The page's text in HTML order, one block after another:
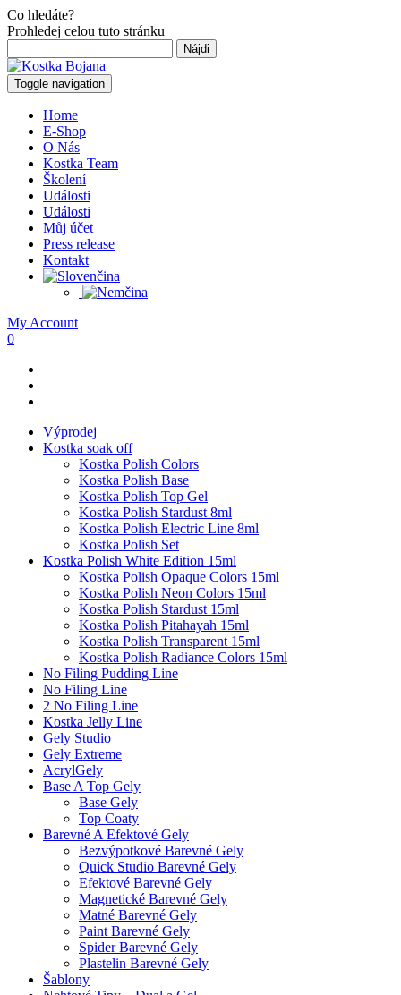
Co hledáte?
Prohledej celou tuto stránku
Toggle navigation
Home
E-Shop
O Nás
Kostka Team
Školení
Události
Události
Můj účet
Press release
Kontakt
My Account
0
Výprodej
Kostka soak off
Kostka Polish Colors
Kostka Polish Base
Kostka Polish Top Gel
Kostka Polish Stardust 8ml
Kostka Polish Electric Line 8ml
Kostka Polish Set
Kostka Polish White Edition 15ml
Kostka Polish Opaque Colors 15ml
Kostka Polish Neon Colors 15ml
Kostka Polish Stardust 15ml
Kostka Polish Pitahayah 15ml
Kostka Polish Transparent 15ml
Kostka Polish Radiance Colors 15ml
No Filing Pudding Line
No Filing Line
2 No Filing Line
Kostka Jelly Line
Gely Studio
Gely Extreme
AcrylGely
Base A Top Gely
Base Gely
Top Coaty
Barevné A Efektové Gely
Bezvýpotkové Barevné Gely
Quick Studio Barevné Gely
Efektové Barevné Gely
Magnetické Barevné Gely
Matné Barevné Gely
Paint Barevné Gely
Spider Barevné Gely
Plastelin Barevné Gely
Šablony